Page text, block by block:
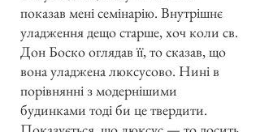
показав мені семінарію. Внутрішнє
уладження дещо старше, хоч коли св.
Дон Боско оглядав її, то сказав, що
вона уладжена люксусово. Нині в
порівнянні з модернішими
будинками тоді би це твердити.